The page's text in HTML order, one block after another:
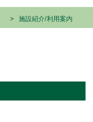
施設紹介/利用案内